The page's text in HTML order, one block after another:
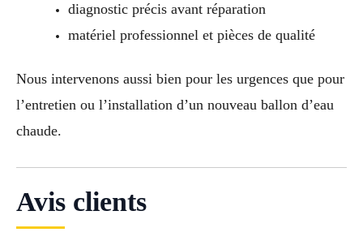
diagnostic précis avant réparation
matériel professionnel et pièces de qualité
Nous intervenons aussi bien pour les urgences que pour
l’entretien ou l’installation d’un nouveau ballon d’eau
chaude.
Avis clients